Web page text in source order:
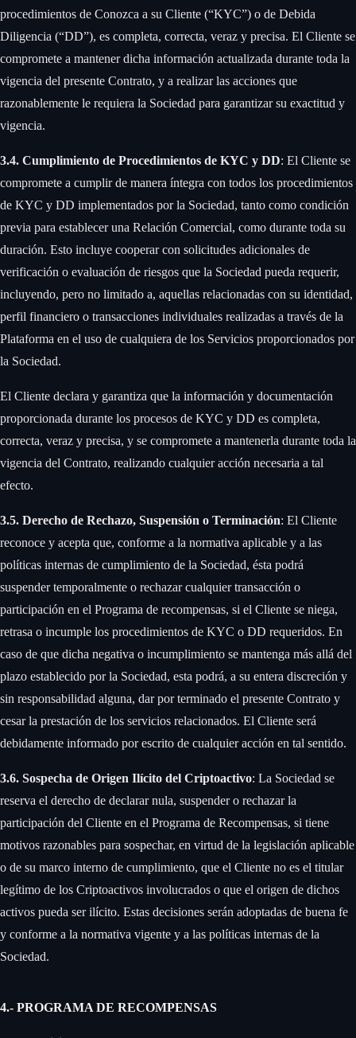
procedimientos de Conozca a su Cliente (“KYC”) o de Debida
Diligencia (“DD”), es completa, correcta, veraz y precisa. El Cliente se
compromete a mantener dicha información actualizada durante toda la
vigencia del presente Contrato, y a realizar las acciones que
razonablemente le requiera la Sociedad para garantizar su exactitud y
vigencia. ‍
3.4. Cumplimiento de Procedimientos de KYC y DD: El Cliente se
compromete a cumplir de manera íntegra con todos los procedimientos
de KYC y DD implementados por la Sociedad, tanto como condición
previa para establecer una Relación Comercial, como durante toda su
duración. Esto incluye cooperar con solicitudes adicionales de
verificación o evaluación de riesgos que la Sociedad pueda requerir,
incluyendo, pero no limitado a, aquellas relacionadas con su identidad,
perfil financiero o transacciones individuales realizadas a través de la
Plataforma en el uso de cualquiera de los Servicios proporcionados por
la Sociedad. ‍
El Cliente declara y garantiza que la información y documentación
proporcionada durante los procesos de KYC y DD es completa,
correcta, veraz y precisa, y se compromete a mantenerla durante toda la
vigencia del Contrato, realizando cualquier acción necesaria a tal
efecto. ‍
3.5. Derecho de Rechazo, Suspensión o Terminación: El Cliente
reconoce y acepta que, conforme a la normativa aplicable y a las
políticas internas de cumplimiento de la Sociedad, ésta podrá
suspender temporalmente o rechazar cualquier transacción o
participación en el Programa de recompensas, si el Cliente se niega,
retrasa o incumple los procedimientos de KYC o DD requeridos. En
caso de que dicha negativa o incumplimiento se mantenga más allá del
plazo establecido por la Sociedad, esta podrá, a su entera discreción y
sin responsabilidad alguna, dar por terminado el presente Contrato y
cesar la prestación de los servicios relacionados. El Cliente será
debidamente informado por escrito de cualquier acción en tal sentido. ‍
3.6. Sospecha de Origen Ilícito del Criptoactivo: La Sociedad se
reserva el derecho de declarar nula, suspender o rechazar la
participación del Cliente en el Programa de Recompensas, si tiene
motivos razonables para sospechar, en virtud de la legislación aplicable
o de su marco interno de cumplimiento, que el Cliente no es el titular
legítimo de los Criptoactivos involucrados o que el origen de dichos
activos pueda ser ilícito. Estas decisiones serán adoptadas de buena fe
y conforme a la normativa vigente y a las políticas internas de la
Sociedad.
4.- PROGRAMA DE RECOMPENSAS